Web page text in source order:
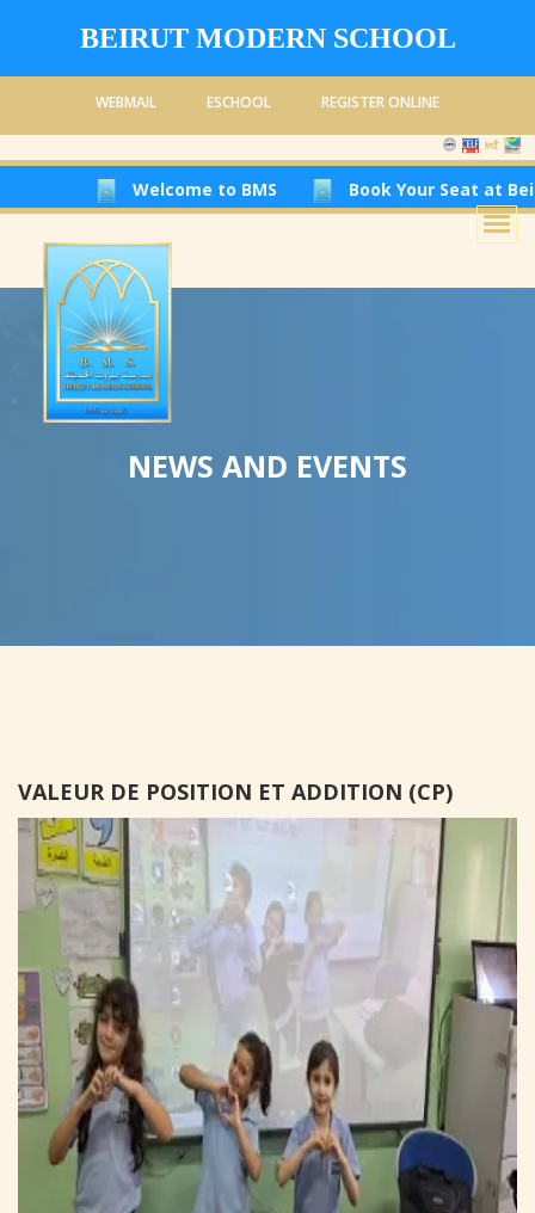
BEIRUT MODERN SCHOOL
WEBMAIL ESCHOOL REGISTER ONLINE
Welcome to BMS Book Your Seat at Beirut
NEWS AND EVENTS
VALEUR DE POSITION ET ADDITION (CP)